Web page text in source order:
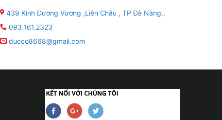
439 Kinh Dương Vương ,Liên Châu , TP Đà Nẵng..
093.161.2323
ducco8668@gmail.com